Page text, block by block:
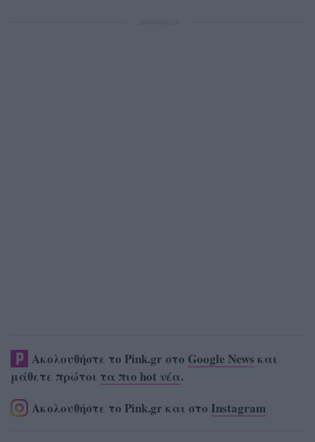
Ακολουθήστε το Pink.gr στο Google News και
μάθετε πρώτοι τα πιο hot νέα.
Ακολουθήστε το Pink.gr και στο Instagram